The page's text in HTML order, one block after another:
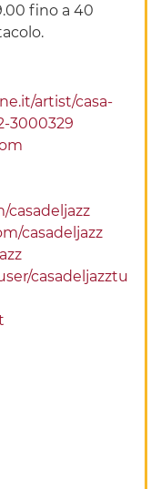
fino a 40
artist/casa-
3000329
casadeljazz
casadeljazz
casadeljazztu